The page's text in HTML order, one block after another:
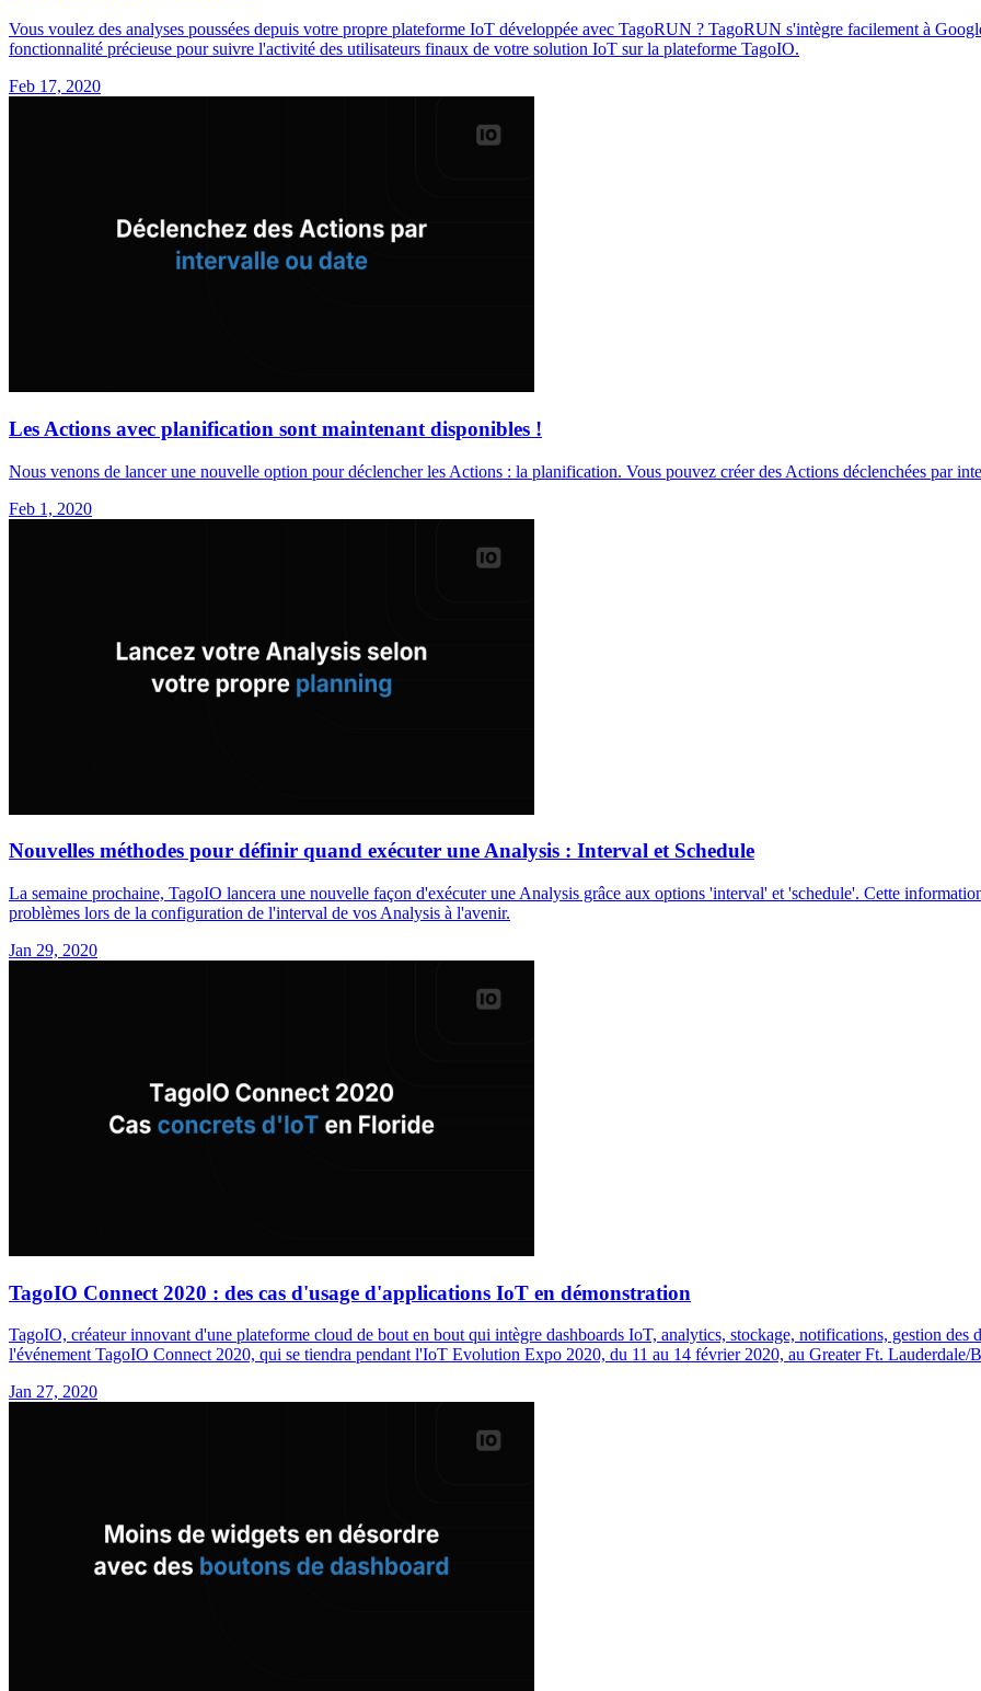
Vous voulez des analyses poussées depuis votre propre plateforme IoT développée avec TagoRUN ? TagoRUN s'intègre facilement à
fonctionnalité précieuse pour suivre l'activité des utilisateurs finaux de votre solution IoT sur la plateforme TagoIO.
Feb 17, 2020
Les Actions avec planification sont maintenant disponibles !
Nous venons de lancer une nouvelle option pour déclencher les Actions : la planification. Vous pouvez créer des Actions déclenchées par
Feb 1, 2020
Nouvelles méthodes pour définir quand exécuter une Analysis : Interval et Schedule
La semaine prochaine, TagoIO lancera une nouvelle façon d'exécuter une Analysis grâce aux options 'interval' et 'schedule'. Cette
problèmes lors de la configuration de l'interval de vos Analysis à l'avenir.
Jan 29, 2020
TagoIO Connect 2020 : des cas d'usage d'applications IoT en démonstration
TagoIO, créateur innovant d'une plateforme cloud de bout en bout qui intègre dashboards IoT, analytics, stockage, notifications, gestion des
l'événement TagoIO Connect 2020, qui se tiendra pendant l'IoT Evolution Expo 2020, du 11 au 14 février 2020, au Greater Ft.
Jan 27, 2020